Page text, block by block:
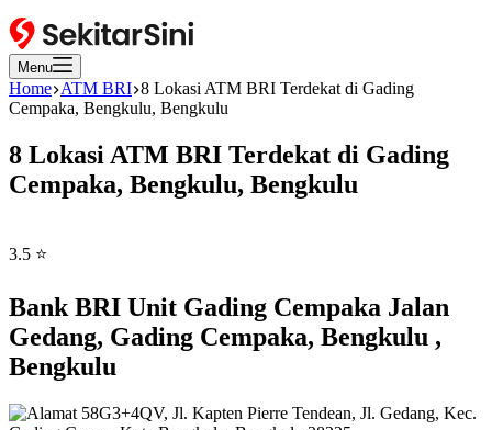
Menu
Home ATM BRI 8 Lokasi ATM BRI Terdekat di Gading
Cempaka, Bengkulu, Bengkulu
8 Lokasi ATM BRI Terdekat di Gading
Cempaka, Bengkulu, Bengkulu
3.5 ⭐
Bank BRI Unit Gading Cempaka Jalan
Gedang, Gading Cempaka, Bengkulu ,
Bengkulu
58G3+4QV, Jl. Kapten Pierre Tendean, Jl. Gedang, Kec.